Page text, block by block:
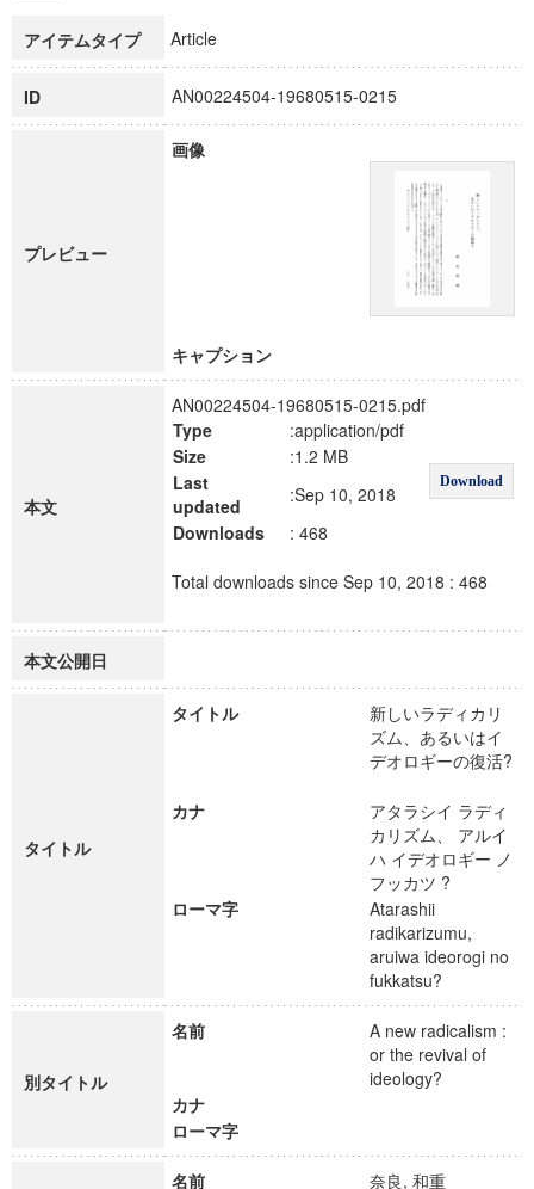
博士課程教育リーディングプログラム「超成熟社会発展のサ
アイテムタイプ Article
ID AN00224504-19680515-0215
プレビュー
画像
キャプション
本文
AN00224504-19680515-0215.pdf
Type
:application/pdf
Download
Size
:1.2 MB
Last
updated
:Sep 10, 2018
Downloads
: 468
Total downloads since Sep 10, 2018 : 468
本文公開日
タイトル
タイトル
新しいラディカリ
ズム、あるいはイ
デオロギーの復活?
カナ
アタラシイ ラディ
カリズム、 アルイ
ハ イデオロギー ノ
フッカツ ?
ローマ字
Atarashii
radikarizumu,
aruiwa ideorogi no
fukkatsu?
別タイトル
名前
A new radicalism :
or the revival of
ideology?
カナ
ローマ字
名前 奈良, 和重